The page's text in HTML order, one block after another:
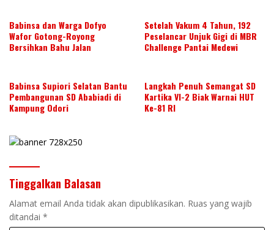
Babinsa dan Warga Dofyo
Wafor Gotong-Royong
Bersihkan Bahu Jalan
Setelah Vakum 4 Tahun, 192
Peselancar Unjuk Gigi di MBR
Challenge Pantai Medewi
Babinsa Supiori Selatan Bantu
Pembangunan SD Ababiadi di
Kampung Odori
Langkah Penuh Semangat SD
Kartika VI-2 Biak Warnai HUT
Ke-81 RI
Tinggalkan Balasan
Alamat email Anda tidak akan dipublikasikan. Ruas yang wajib
ditandai *